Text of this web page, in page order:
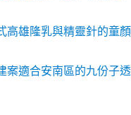
高雄隆乳與精靈針的童
案適合安南區的九份子